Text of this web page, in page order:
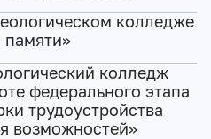
колледже
колледж
федерального этапа
трудоустройства
возможностей»